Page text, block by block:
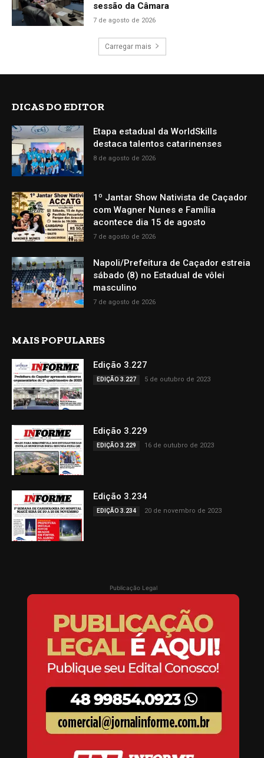
sessão da Câmara
7 de agosto de 2026
Carregar mais
DICAS DO EDITOR
Etapa estadual da WorldSkills
destaca talentos catarinenses
8 de agosto de 2026
1º Jantar Show Nativista de Caçador
com Wagner Nunes e Família
acontece dia 15 de agosto
7 de agosto de 2026
Napoli/Prefeitura de Caçador estreia
sábado (8) no Estadual de vôlei
masculino
7 de agosto de 2026
MAIS POPULARES
Edição 3.227
EDIÇÃO 3.227 5 de outubro de 2023
Edição 3.229
EDIÇÃO 3.229 16 de outubro de 2023
Edição 3.234
EDIÇÃO 3.234 20 de novembro de 2023
Publicação Legal